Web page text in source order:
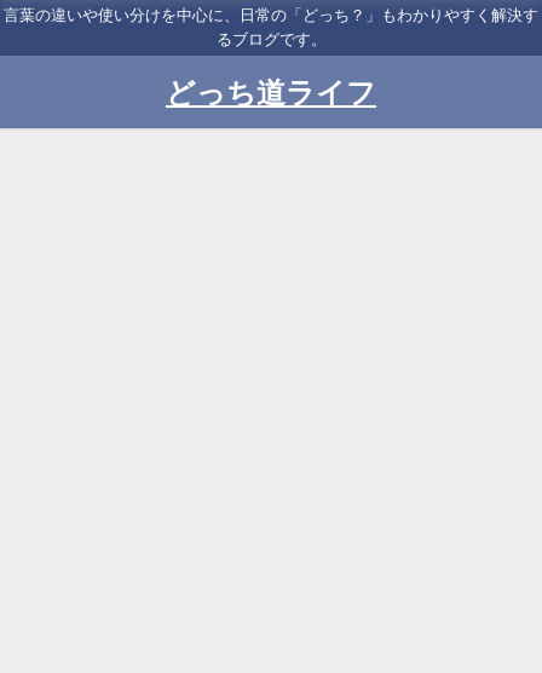
言葉の違いや使い分けを中心に、日常の「どっち？」もわかりやすく解決す
るブログです。
どっち道ライフ